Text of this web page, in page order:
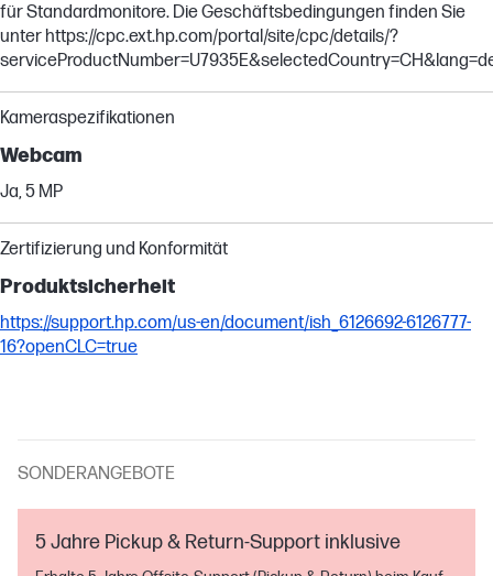
für Standardmonitore. Die Geschäftsbedingungen finden Sie
unter https://cpc.ext.hp.com/portal/site/cpc/details/?
Kameraspezifikationen
Webcam
Ja, 5 MP
Zertifizierung und Konformität
Produktsicherheit
https://support.hp.com/us-en/document/ish_6126692-6126777-
16?openCLC=true
SONDERANGEBOTE
5 Jahre Pickup & Return-Support inklusive